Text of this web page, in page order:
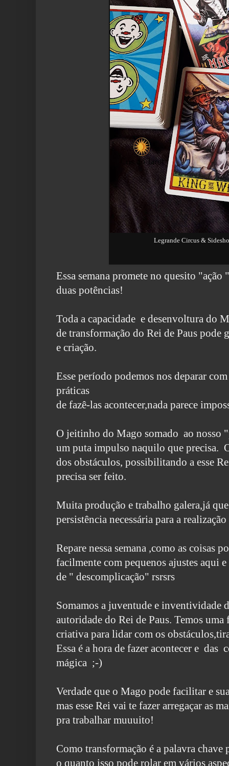
Legrande Circus &
Essa semana promete no quesito "ação
duas potências!
Toda a capacidade e desenvoltura do
de transformação do Rei de Paus
e criação.
Esse período podemos nos deparar
práticas
de fazê-las acontecer,nada parece
O jeitinho do Mago somado ao nosso
um puta impulso naquilo que precisa.
dos obstáculos, possibilitando a esse
precisa ser feito.
Muita produção e trabalho galera,já
persistência necessária para a
Repare nessa semana ,como as coisas
facilmente com pequenos ajustes aqui
de " descomplicação" rsrsrs
Somamos a juventude e inventividade
autoridade do Rei de Paus. Temos
criativa para lidar com os
Essa é a hora de fazer acontecer e das
mágica ;-)
Verdade que o Mago pode facilitar e
mas esse Rei vai te fazer arregaçar as
pra trabalhar muuuito!
Como transformação é a palavra chave
o quanto isso pode rolar em vários